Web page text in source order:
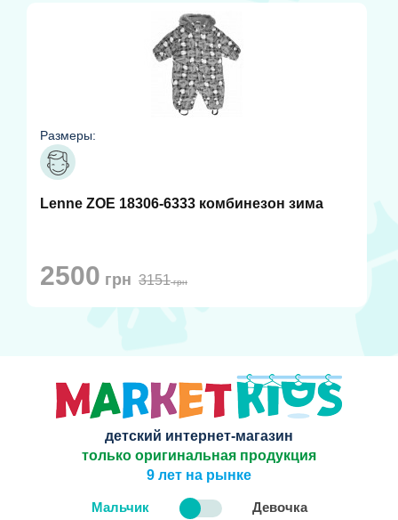
Размеры:
Lenne ZOE 18306-6333 комбинезон зима
2500 грн 3151грн
детский интернет-магазин
только оригинальная продукция
9 лет на рынке
Мальчик Девочка